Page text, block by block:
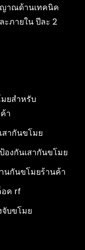
าณด้านเทคนิค
ภายใน ปีละ 2
ยสำหรับ
า
สากันขโมย
องกันเสากันขโมย
กันขโมยร้านค้า
ค rf
จับขโมย